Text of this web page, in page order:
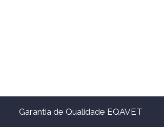
Garantia de Qualidade EQAVET